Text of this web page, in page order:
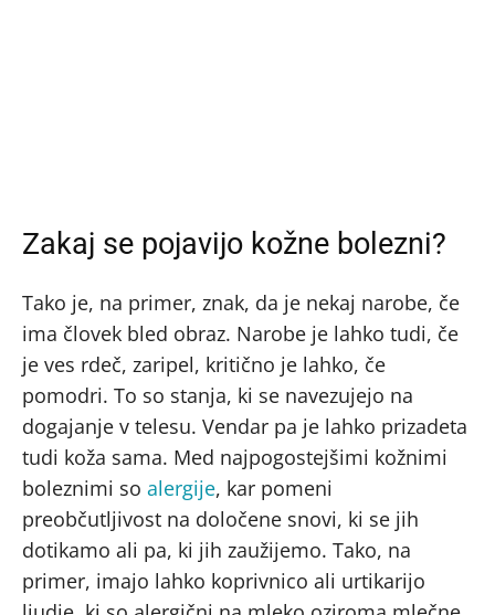
Zakaj se pojavijo kožne bolezni?
Tako je, na primer, znak, da je nekaj narobe, če
ima človek bled obraz. Narobe je lahko tudi, če
je ves rdeč, zaripel, kritično je lahko, če
pomodri. To so stanja, ki se navezujejo na
dogajanje v telesu. Vendar pa je lahko prizadeta
tudi koža sama. Med najpogostejšimi kožnimi
boleznimi so alergije, kar pomeni
preobčutljivost na določene snovi, ki se jih
dotikamo ali pa, ki jih zaužijemo. Tako, na
primer, imajo lahko koprivnico ali urtikarijo